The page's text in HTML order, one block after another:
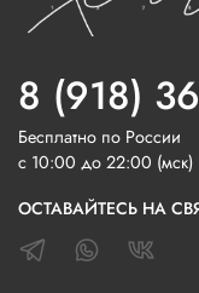
8 (918)
Бесплатно по России
с 10:00 до 22:00 (мск)
ОСТАВАЙТЕСЬ НА